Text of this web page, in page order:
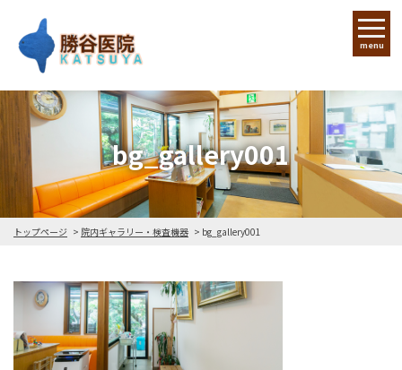
menu
bg_gallery001
トップページ 院内ギャラリー・検査機器 bg_gallery001